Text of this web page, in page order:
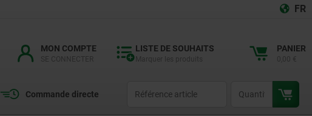
FR
MON COMPTE LISTE DE SOUHAITS PANIER
Commande directe